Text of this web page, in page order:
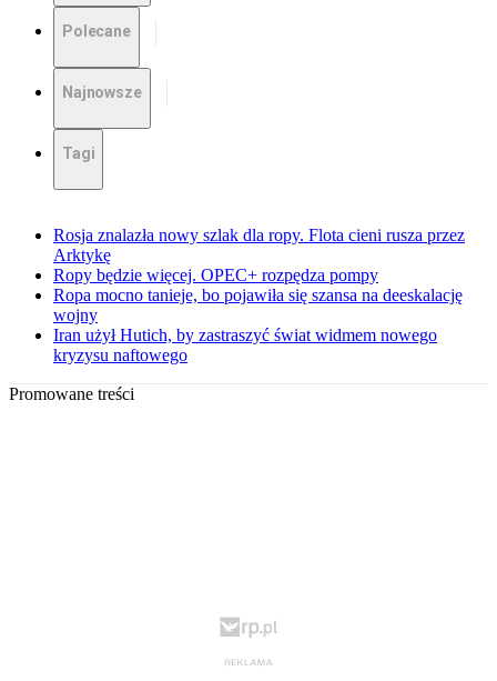
Polecane
Najnowsze
Tagi
Rosja znalazła nowy szlak dla ropy. Flota cieni rusza przez
Arktykę
Ropy będzie więcej. OPEC+ rozpędza pompy
Ropa mocno tanieje, bo pojawiła się szansa na deeskalację
wojny
Iran użył Hutich, by zastraszyć świat widmem nowego
kryzysu naftowego
Promowane treści